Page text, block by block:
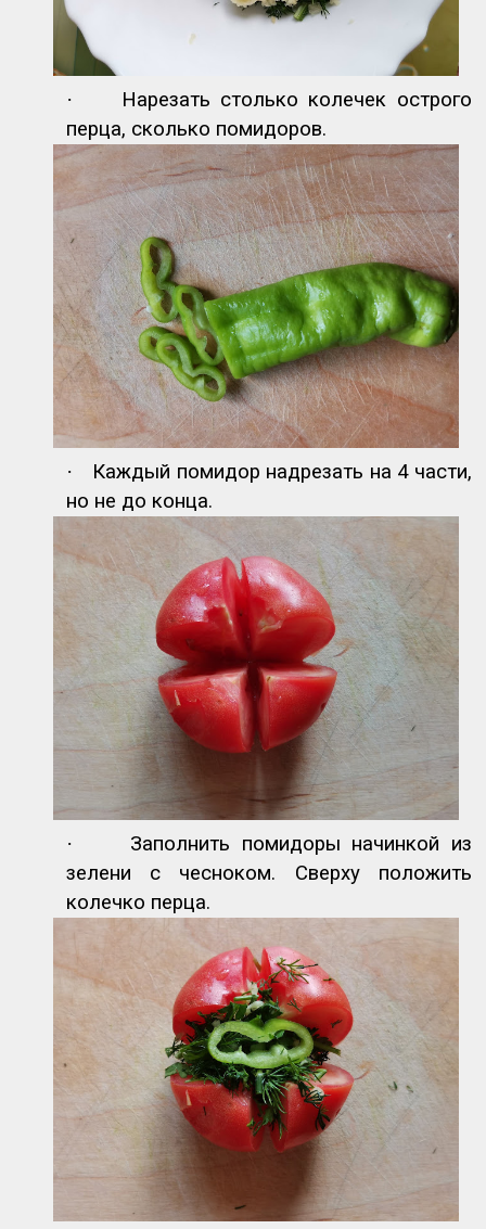
·
Нарезать столько колечек острого
перца, сколько помидоров.
·
Каждый помидор надрезать на 4 части,
но не до конца.
·
Заполнить помидоры начинкой из
зелени с чесноком. Сверху положить
колечко перца.